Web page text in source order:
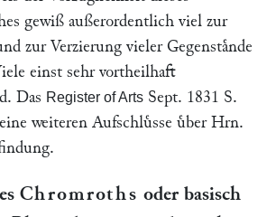
gewiß außerordentlich viel zur
zur Verzierung vieler Gegenstaͤnde
einst sehr vortheilhaft
Das Register of Arts Sept. 1831 S.
weiteren Aufschluͤsse uͤber Hrn.
Chromroths oder basisch